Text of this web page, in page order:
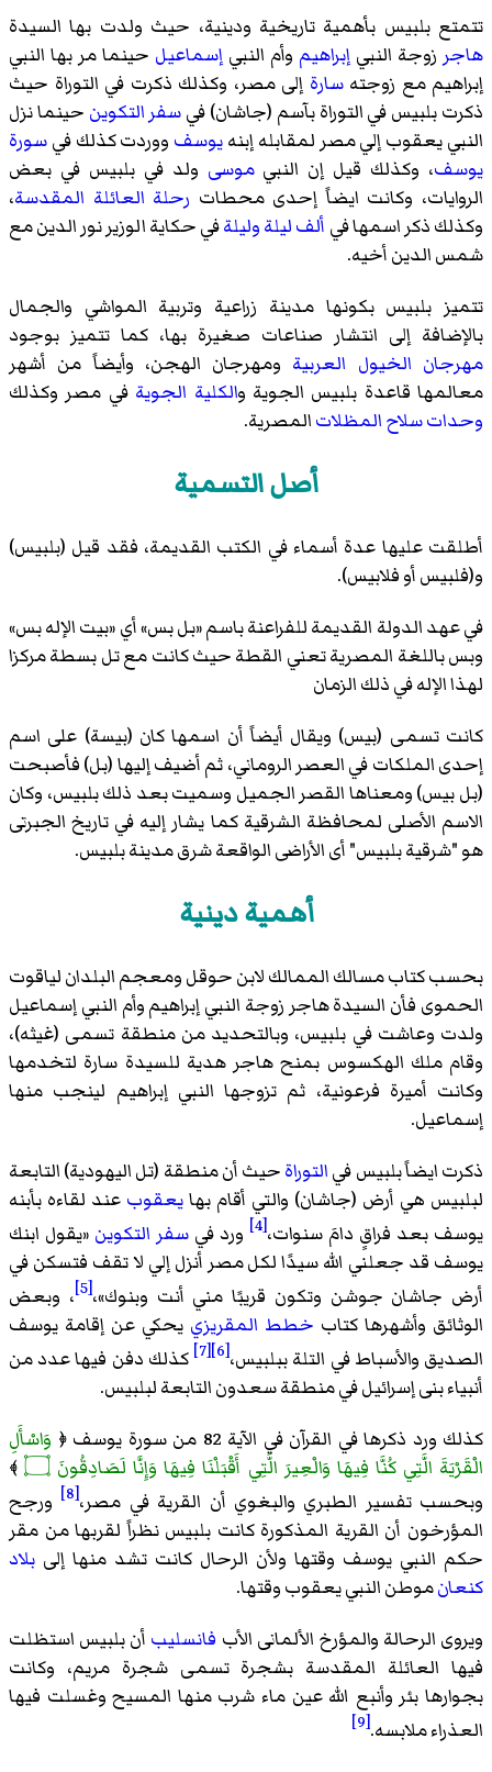
تتمتع بلبيس بأهمية تاريخية ودينية، حيث ولدت بها السيدة
هاجر زوجة النبي إبراهيم وأم النبي إسماعيل حينما مر بها النبي
إبراهيم مع زوجتهسارة إلى مصر، وكذلك ذكرت في التوراة حيث
ذكرت بلبيس في التوراة بآسم (جاشان) فيسفر التكوين حينما نزل
النبي يعقوب إلي مصر لمقابله إبنهيوسف ووردت كذلك فيسورة
يوسف، وكذلك قيل إن النبيموسى ولد في بلبيس في بعض
الروايات، وكانت ايضاً إحدى محطات رحلة العائلة المقدسة،
وكذلك ذكر اسمها في ألف ليلة وليلةفي حكاية الوزير نور الدين مع
شمس الدين أخيه.
تتميز بلبيس بكونها مدينة زراعية وتربية المواشي والجمال
بالإضافة إلى انتشار صناعات صغيرة بها، كما تتميز بوجود
مهرجان الخيول العربية ومهرجان الهجن، وأيضاً من أشهر
معالمها قاعدة بلبيس الجوية والكلية الجوية في مصر وكذلك
وحدات سلاح المظلاتالمصرية.
أصل التسمية
أطلقت عليها عدة أسماء في الكتب القديمة، فقد قيل (بلبيس)
و(فلبيس أو فلابيس).
في عهد الدولة القديمة للفراعنة باسم «بل بس» أي «بيت الإله بس»
وبس باللغة المصرية تعني القطة حيث كانت مع تل بسطة مركزا
لهذا الإله في ذلك الزمان
كانت تسمى (بيس) ويقال أيضاً أن اسمها كان (بيسة) على اسم
إحدى الملكات في العصر الروماني، ثم أضيف إليها (بل) فأصبحت
(بل بيس) ومعناها القصر الجميل وسميت بعد ذلك بلبيس، وكان
الاسم الأصلى لمحافظة الشرقية كما يشار إليه في تاريخ الجبرتى
هو "شرقية بلبيس" أى الأراضى الواقعة شرق مدينة بلبيس.
أهمية دينية
بحسب كتاب مسالك الممالك لابن حوقل ومعجم البلدان لياقوت
الحموى فأن السيدة هاجر زوجة النبي إبراهيم وأم النبي إسماعيل
ولدت وعاشت في بلبيس، وبالتحديد من منطقة تسمى (غيثه)،
وقام ملك الهكسوس بمنح هاجر هدية للسيدة سارة لتخدمها
وكانت أميرة فرعونية، ثم تزوجها النبي إبراهيم لينجب منها
إسماعيل.
ذكرت ايضاً بلبيس فيالتوراةحيث أن منطقة (تل اليهودية) التابعة
لبلبيس هي أرض (جاشان) والتي أقام بهايعقوب عند لقاءه بأبنه
يوسف بعد فراقٍ دامَ سنوات،[4] ورد في سفر التكوين «يقول ابنك
يوسف قد جعلني الله سيدًا لكل مصر أنزل إلي لا تقف فتسكن في
أرض جاشان جوشن وتكون قريبًا مني أنت وبنوك»،[5]
، وبعض
الوثائق وأشهرها كتاب خطط المقريزي يحكي عن إقامة يوسف
الصديق والأسباط في التلة ببلبيس،[6]
[7]
كذلك دفن فيها عدد من
أنبياء بنى إسرائيل في منطقة سعدون التابعة لبلبيس.
كذلك ورد ذكرها في القرآن في الآية 82 من سورة يوسف ﴿
وَاسْأَلِ
الْقَرْيَةَ الَّتِي كُنَّا فِيهَا وَالْعِيرَ الَّتِي أَقْبَلْنَا فِيهَا وَإِنَّا لَصَادِقُونَ ۝
﴾
وبحسب تفسير الطبري والبغوي أن القرية في مصر،[8]
ورجح
المؤرخون أن القرية المذكورة كانت بلبيس نظراً لقربها من مقر
حكم النبي يوسف وقتها ولأن الرحال كانت تشد منها إلى بلاد
كنعانموطن النبي يعقوب وقتها.
ويروى الرحالة والمؤرخ الألمانى الأب فانسليب أن بلبيس استظلت
فيها العائلة المقدسة بشجرة تسمى شجرة مريم، وكانت
بجوارها بئر وأنبع الله عين ماء شرب منها المسيح وغسلت فيها
العذراء ملابسه.[9]